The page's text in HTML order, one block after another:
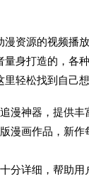
漫资源的视频播
身打造的，各
轻松找到自己想
漫神器，提供丰
漫画作品，新作
分详细，帮助用